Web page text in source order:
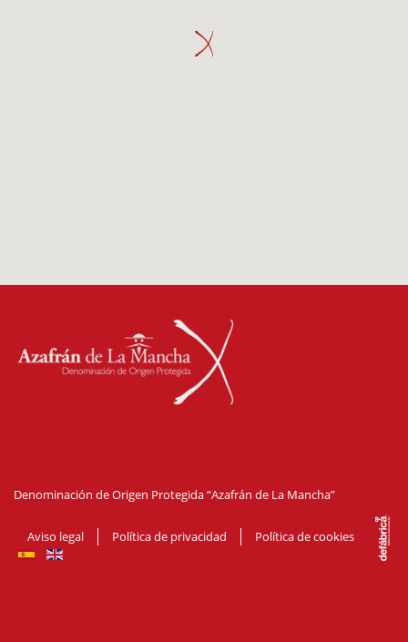
Denominación de Origen Protegida “Azafrán de La Mancha”
Aviso legal Política de privacidad Política de cookies